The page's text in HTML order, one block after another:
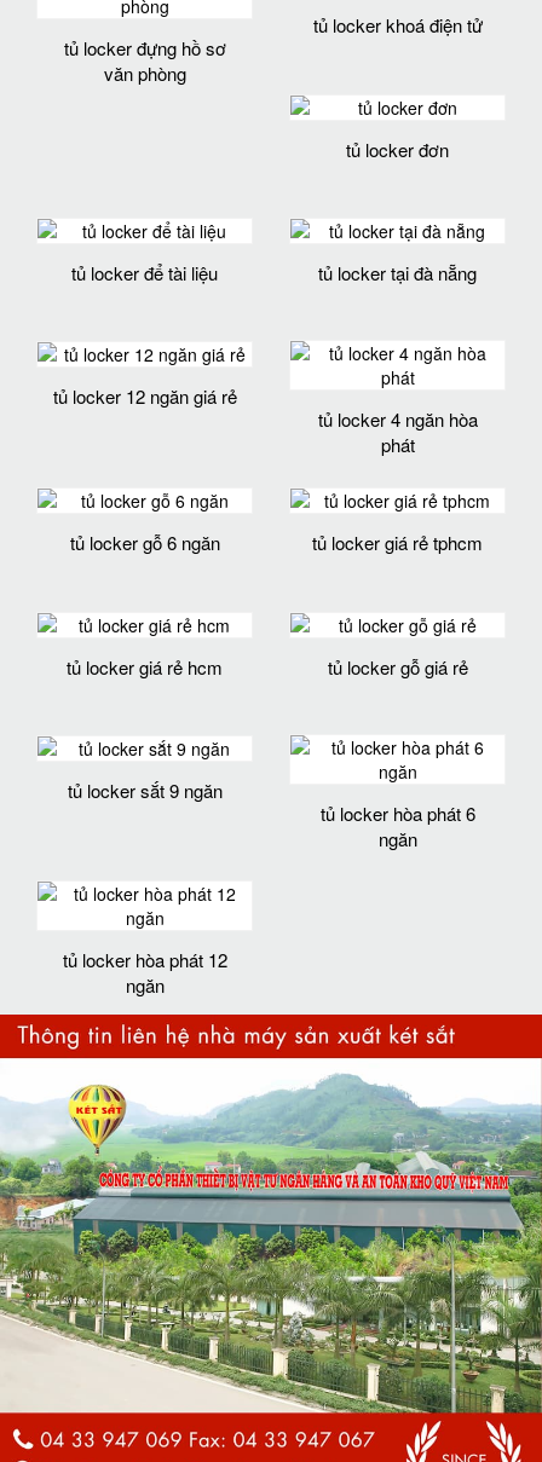
tủ locker đựng hồ sơ
văn phòng
tủ locker khoá điện tử
tủ locker đơn
tủ locker để tài liệu tủ locker tại đà nẵng
tủ locker 12 ngăn giá rẻ
tủ locker 4 ngăn hòa
phát
tủ locker gỗ 6 ngăn tủ locker giá rẻ tphcm
tủ locker giá rẻ hcm tủ locker gỗ giá rẻ
tủ locker sắt 9 ngăn
tủ locker hòa phát 6
ngăn
tủ locker hòa phát 12
ngăn